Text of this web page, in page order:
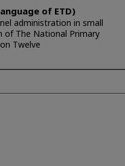
of ETD)
administration in small
of The National Primary
Twelve